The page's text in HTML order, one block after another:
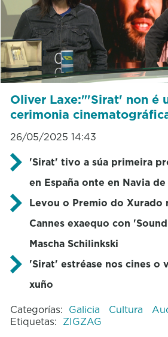
Oliver Laxe:"'Sirat' non é
cerimonia
26/05/2025 14:43
'Sirat' tivo a súa primeira
en España onte en Navia de
Levou o Premio do Xurado
Cannes exaequo con
Mascha Schilinkski
'Sirat' estréase nos cines o
xuño
Categorías: Galicia Cultura
Etiquetas: ZIGZAG